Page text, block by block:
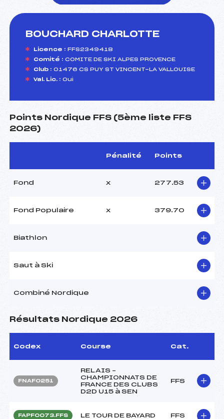
BOUCHARD CHARLOTTE
Licence : FFS2349418
Comité : COMITE DE SKI ALPES PROVENCE
Club : 01476 CS PUY ST VINCENT-LA VALLOUISE
Val. Lic. : Oui
Points Nordique FFS (5ème liste FFS
2026)
Pénalité Points
Fond x 277.53
Fond Populaire x 379.70
Biathlon
Saut à Ski
Combiné Nordique
Résultats Nordique 2026
Codex Course Cat.
FNAF0251
RELAIS –
CHAMPIONNATS DE
FRANCE DES CLUBS
D2D U15 à SEN
FFS
FAPF0073.FFS LE TOUR DE BAYARD FFS